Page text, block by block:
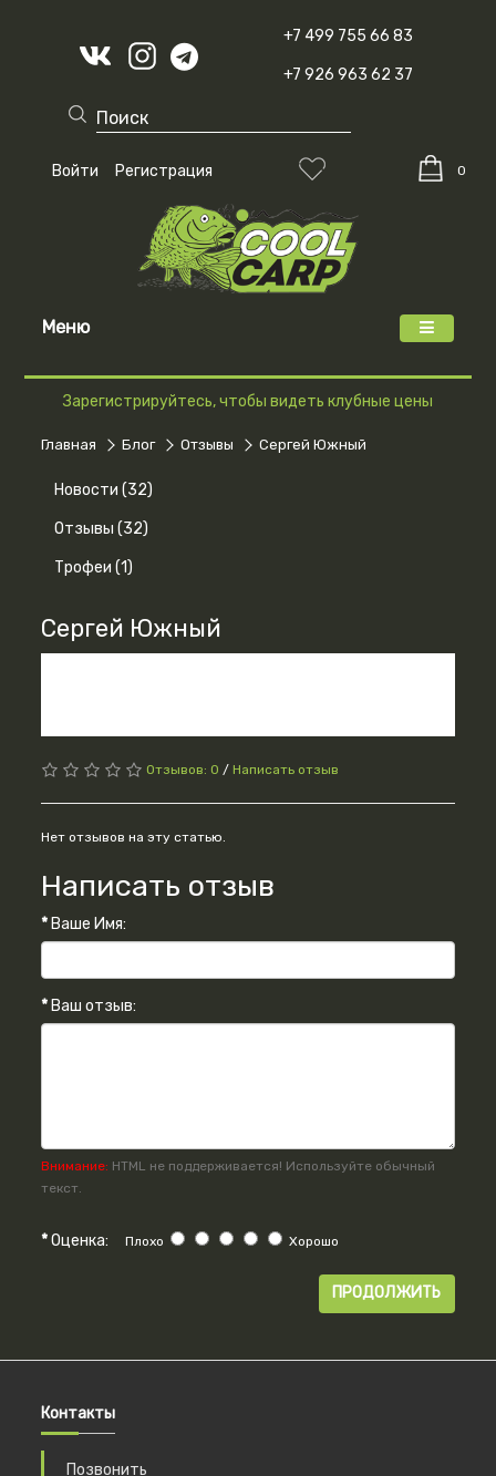
+7 499 755 66 83
+7 926 963 62 37
Войти Регистрация 0
Меню
Зарегистрируйтесь, чтобы видеть клубные цены
Главная Блог Отзывы Cергей Южный
Новости (32)
Отзывы (32)
Трофеи (1)
Cергей Южный
Отзывов: 0 / Написать отзыв
Нет отзывов на эту статью.
Написать отзыв
Ваше Имя:
Ваш отзыв:
Внимание: HTML не поддерживается! Используйте обычный
текст.
Оценка: Плохо Хорошо
ПРОДОЛЖИТЬ
Контакты
Позвонить